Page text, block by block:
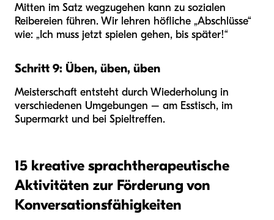
Mitten im Satz wegzugehen kann zu sozialen
Reibereien führen. Wir lehren höfliche „Abschlüsse“
wie: „Ich muss jetzt spielen gehen, bis später!“
Schritt 9: Üben, üben, üben
Meisterschaft entsteht durch Wiederholung in
verschiedenen Umgebungen – am Esstisch, im
Supermarkt und bei Spieltreffen.
15 kreative sprachtherapeutische
Aktivitäten zur Förderung von
Konversationsfähigkeiten